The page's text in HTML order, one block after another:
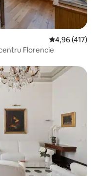
Průměrné
4,96 (417)
Florencie